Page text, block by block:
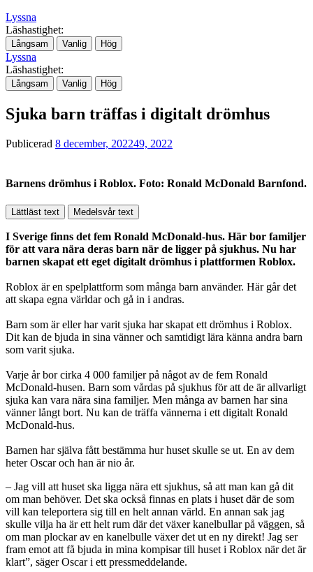
Lyssna
Läshastighet:
Långsam Vanlig Hög
Lyssna
Läshastighet:
Långsam Vanlig Hög
Sjuka barn träffas i digitalt drömhus
Publicerad 8 december, 202249, 2022
Barnens drömhus i Roblox. Foto: Ronald McDonald Barnfond.
Lättläst text Medelsvår text
I Sverige finns det fem Ronald McDonald-hus. Här bor familjer
för att vara nära deras barn när de ligger på sjukhus. Nu har
barnen skapat ett eget digitalt drömhus i plattformen Roblox.
Roblox är en spelplattform som många barn använder. Här går det
att skapa egna världar och gå in i andras.
Barn som är eller har varit sjuka har skapat ett drömhus i Roblox.
Dit kan de bjuda in sina vänner och samtidigt lära känna andra barn
som varit sjuka.
Varje år bor cirka 4 000 familjer på något av de fem Ronald
McDonald-husen. Barn som vårdas på sjukhus för att de är allvarligt
sjuka kan vara nära sina familjer. Men många av barnen har sina
vänner långt bort. Nu kan de träffa vännerna i ett digitalt Ronald
McDonald-hus.
Barnen har själva fått bestämma hur huset skulle se ut. En av dem
heter Oscar och han är nio år.
– Jag vill att huset ska ligga nära ett sjukhus, så att man kan gå dit
om man behöver. Det ska också finnas en plats i huset där de som
vill kan teleportera sig till en helt annan värld. En annan sak jag
skulle vilja ha är ett helt rum där det växer kanelbullar på väggen, så
om man plockar av en kanelbulle växer det ut en ny direkt! Jag ser
fram emot att få bjuda in mina kompisar till huset i Roblox när det är
klart”, säger Oscar i ett pressmeddelande.